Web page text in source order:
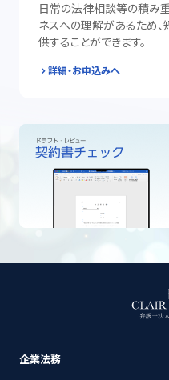
日常の法律相談等の積み
ネスへの理解があるため
供することができます。
詳細・お申込みへ
企業法務